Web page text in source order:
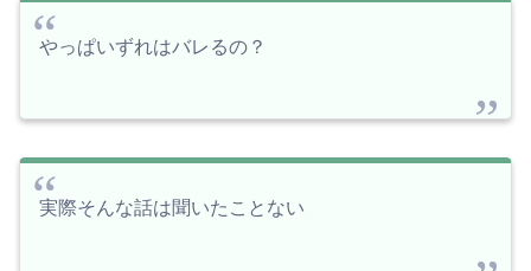
やっぱいずれはバレるの？
実際そんな話は聞いたことない